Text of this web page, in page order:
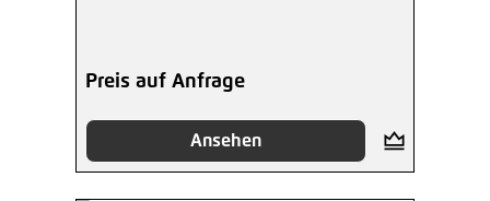
Preis auf Anfrage
Ansehen